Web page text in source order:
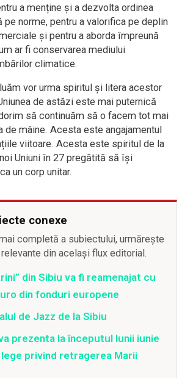
a menține și a dezvolta ordinea
pe norme, pentru a valorifica pe deplin
și pentru a aborda împreună
ar fi conservarea mediului
climatice.
vor urma spiritul și litera acestor
de astăzi este mai puternică
să continuăm să o facem tot mai
de mâine. Acesta este angajamentul
viitoare. Acesta este spiritul de la
Uniuni în 27 pregătită să își
un corp unitar.
conexe
completă a subiectului, urmărește
din același flux editorial.
din Sibiu va fi reamenajat cu
din fonduri europene
de Jazz de la Sibiu
prezenta la începutul lunii iunie
privind retragerea Marii